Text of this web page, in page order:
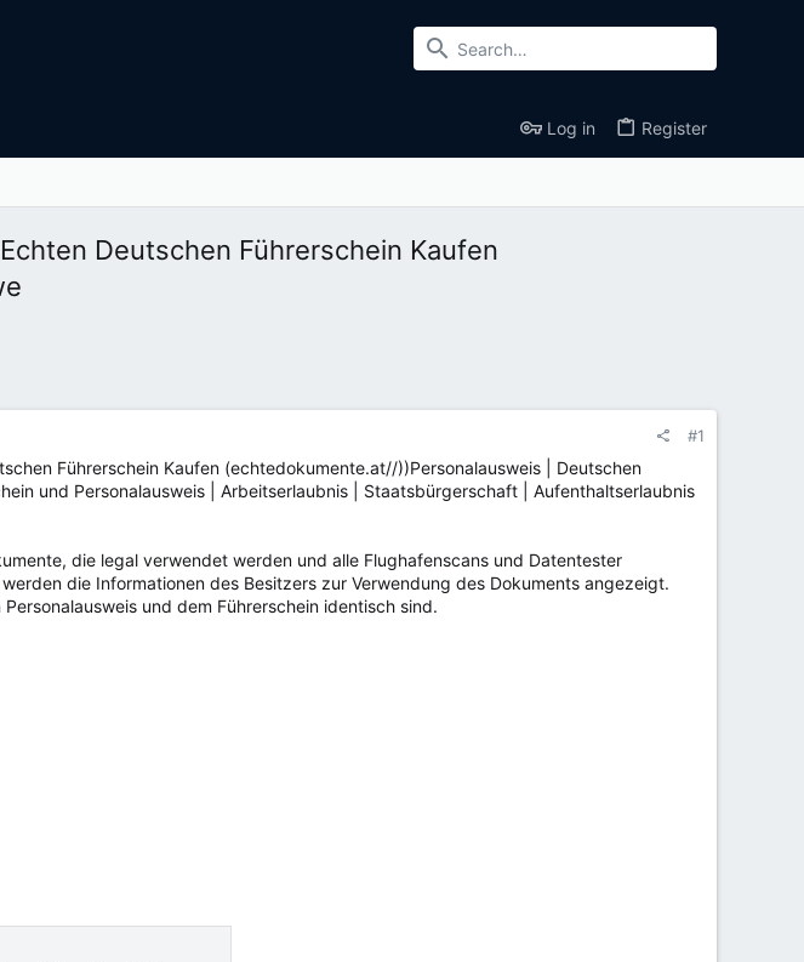
Log in Register
Deutschen Führerschein Kaufen
#1
Führerschein Kaufen (echtedokumente.at//))Personalausweis | Deutschen
und Personalausweis | Arbeitserlaubnis | Staatsbürgerschaft | Aufenthaltserlaubnis
die legal verwendet werden und alle Flughafenscans und Datentester
die Informationen des Besitzers zur Verwendung des Dokuments angezeigt.
und dem Führerschein identisch sind.